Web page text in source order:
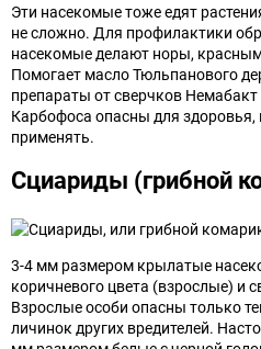
Эти насекомые тоже едят
не сложно. Для профилактики
насекомые делают норы,
Помогает масло Тюльпанового
препараты от сверчков
Карбофоса опасны для здоровья,
применять.
Сциариды (грибной
3-4 мм размером крылатые
коричневого цвета (взрослые) и
Взрослые особи опасны только
личинок других вредителей.